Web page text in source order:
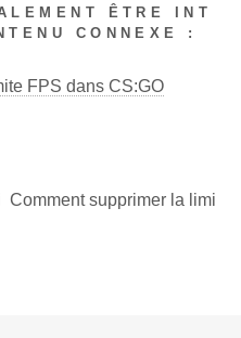
ÊTRE INT
CONNEXE :
FPS dans CS:GO
supprimer la limi